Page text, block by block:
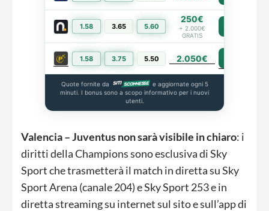
1.58 3.65 5.60
250€
+ 2.000€
GRATIS
1.58 3.75 5.50 2.050€
Quote fornite da
e aggiornate ogni 5
minuti. I bonus sono a scopo informativo per i nuovi
utenti.
Valencia – Juventus non sarà visibile in chiaro: i
diritti della Champions sono esclusiva di Sky
Sport che trasmetterà il match in diretta su Sky
Sport Arena (canale 204) e Sky Sport 253 e in
diretta streaming su internet sul sito e sull’app di